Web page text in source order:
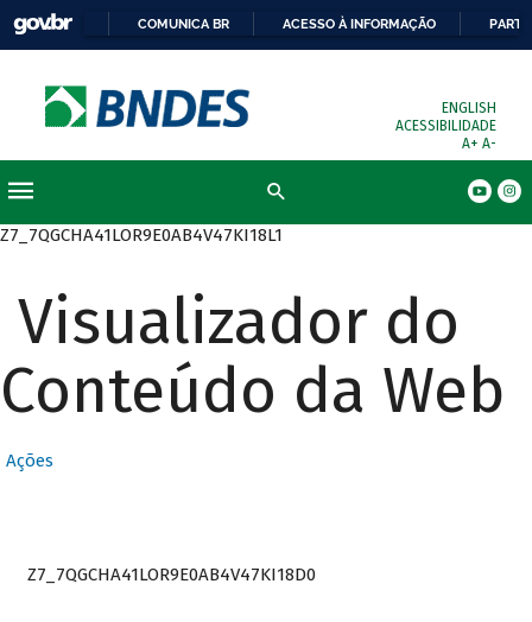
COMUNICA BR ACESSO À INFORMAÇÃO
ENGLISH
ACESSIBILIDADE
A+ A-
Z7_7QGCHA41LOR9E0AB4V47KI18L1
Visualizador do
Conteúdo da Web
Ações
Z7_7QGCHA41LOR9E0AB4V47KI18D0